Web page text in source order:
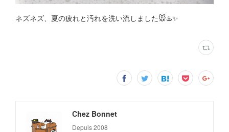
ネズネズ、夏の疲れと汚れを洗い流しました🐭♨️✨
Chez Bonnet
Depuis 2008